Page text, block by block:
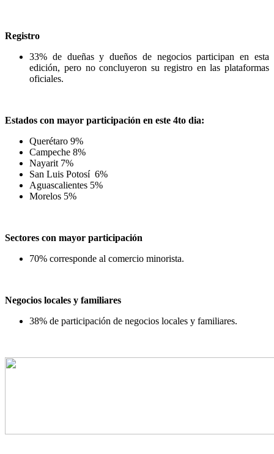
Registro
33% de dueñas y dueños de negocios participan en esta
edición, pero no concluyeron su registro en las plataformas
oficiales.
Estados con mayor participación en este 4to dia:
Querétaro 9%
⁠Campeche 8%
Nayarit 7%
San Luis Potosí 6%
Aguascalientes 5%
Morelos 5%
Sectores con mayor participación
⁠70% corresponde al comercio minorista.
Negocios locales y familiares
38% de participación de negocios locales y familiares.